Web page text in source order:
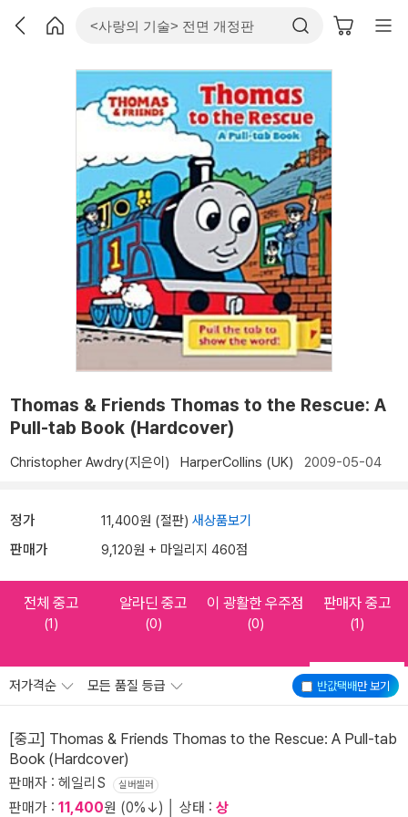
Thomas & Friends Thomas to the Rescue: A
Pull-tab Book (Hardcover)
Christopher Awdry(지은이) HarperCollins (UK) 2009-05-04
정가 11,400원 (절판) 새상품보기
판매가 9,120원 + 마일리지 460점
전체 중고
(1)
알라딘 중고
(0)
이 광활한 우주점
(0)
판매자 중고
(1)
반값택배만 보기
저가격순 모든 품질 등급
[중고] Thomas & Friends Thomas to the Rescue: A Pull-tab
Book (Hardcover)
판매자 : 헤일리S 실버셀러
판매가 : 11,400원 (0%↓) │ 상태 : 상